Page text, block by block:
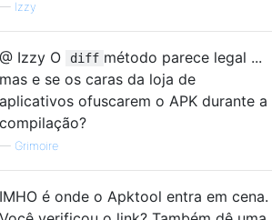
— Izzy
@ Izzy O diff método parece legal ...
mas e se os caras da loja de
aplicativos ofuscarem o APK durante a
compilação?
— Grimoire
IMHO é onde o Apktool entra em cena.